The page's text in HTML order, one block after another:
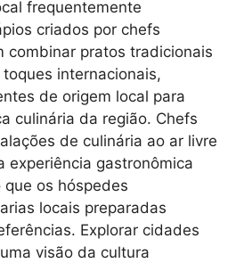
frequentemente
criados por chefs
combinar pratos tradicionais
internacionais,
de origem local para
culinária da região. Chefs
de culinária ao ar livre
experiência gastronômica
os hóspedes
locais preparadas
Explorar cidades
visão da cultura